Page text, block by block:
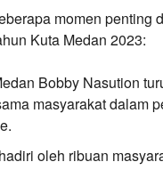
momen penting
Kuta Medan 2023:
Bobby Nasution
masyarakat dalam
oleh ribuan